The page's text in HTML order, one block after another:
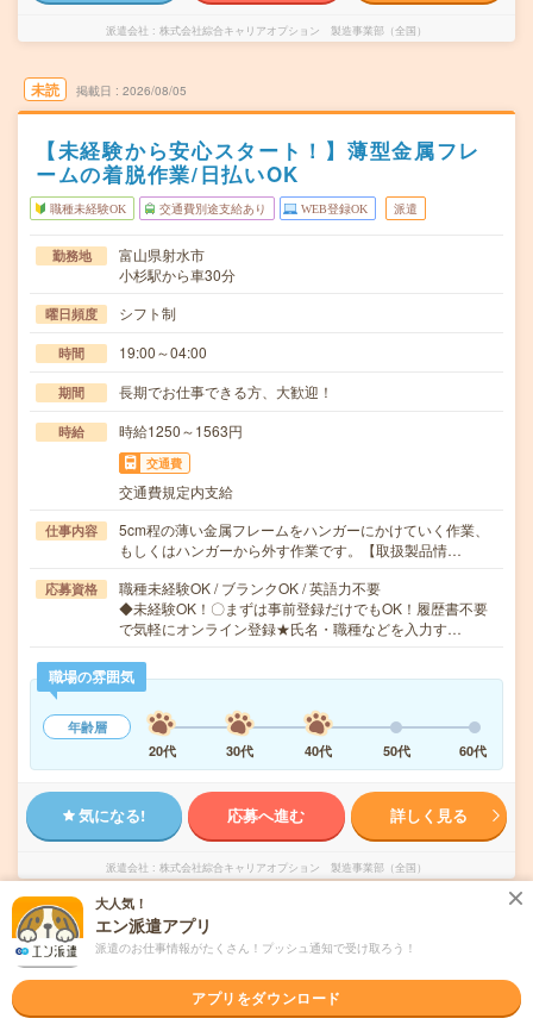
派遣会社 株式会社綜合キャリアオプション 製造事業部（全国）
未読 掲載日 2026/08/05
【未経験から安心スタート！】薄型金属フレ
ームの着脱作業/日払いOK
職種未経験OK 交通費別途支給あり WEB登録OK 派遣
勤務地
富山県射水市
小杉駅から車30分
曜日頻度 シフト制
時間 19:00～04:00
期間 長期でお仕事できる方、大歓迎！
時給 時給1250～1563円
交通費
交通費規定内支給
仕事内容
5cm程の薄い金属フレームをハンガーにかけていく作業、
もしくはハンガーから外す作業です。【取扱製品情…
応募資格
職種未経験OK / ブランクOK / 英語力不要
◆未経験OK！〇まずは事前登録だけでもOK！履歴書不要
で気軽にオンライン登録★氏名・職種などを入力す…
職場の雰囲気
年齢層
20代
30代 40代 50代 60代
気になる! 応募へ進む 詳しく見る
派遣会社 株式会社綜合キャリアオプション 製造事業部（全国）
未読 掲載日 2026/08/05
【未経験スタートOK！】ラムネやタブレット
の検査・包装/日払いOK
大人気！
エン派遣アプリ
派遣のお仕事情報がたくさん！プッシュ通知で受け取ろう！
アプリをダウンロード